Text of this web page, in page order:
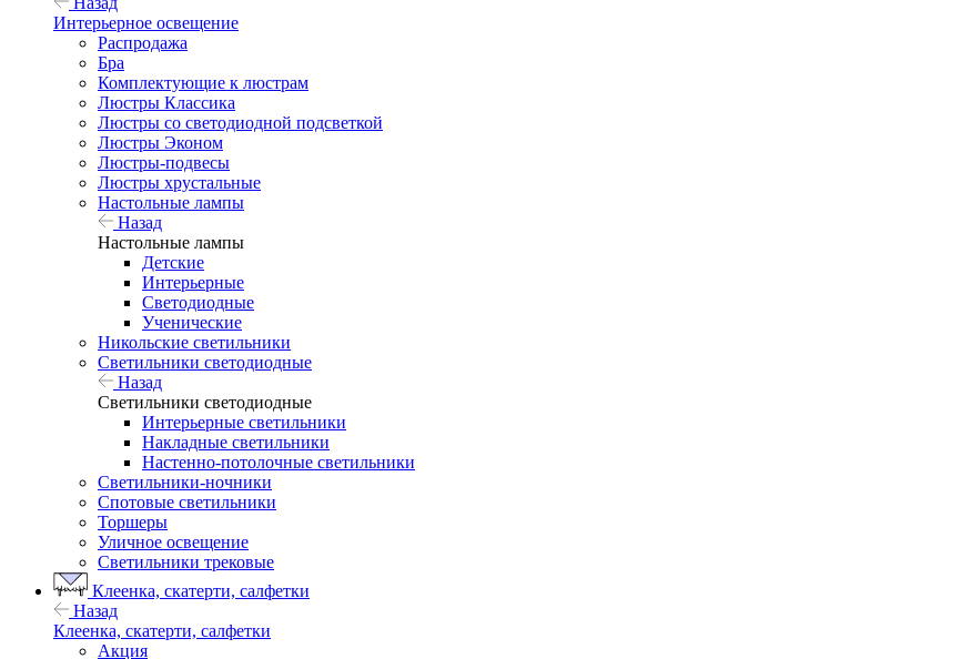
Интерьерное освещение
Распродажа
Бра
Комплектующие к люстрам
Люстры Классика
Люстры со светодиодной подсветкой
Люстры Эконом
Люстры-подвесы
Люстры хрустальные
Настольные лампы
Назад
Настольные лампы
Детские
Интерьерные
Светодиодные
Ученические
Никольские светильники
Светильники светодиодные
Назад
Светильники светодиодные
Интерьерные светильники
Накладные светильники
Настенно-потолочные светильники
Светильники-ночники
Спотовые светильники
Торшеры
Уличное освещение
Светильники трековые
Клеенка, скатерти, салфетки
Назад
Клеенка, скатерти, салфетки
Акция